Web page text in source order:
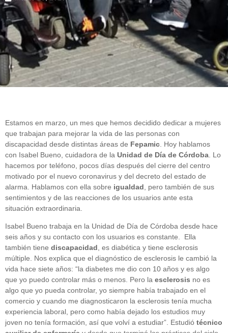
Estamos en marzo, un mes que hemos decidido dedicar a mujeres
que trabajan para mejorar la vida de las personas con
discapacidad desde distintas áreas de Fepamic . Hoy hablamos
con Isabel Bueno, cuidadora de la Unidad de Día de Córdoba . Lo
hacemos por teléfono, pocos días después del cierre del centro
motivado por el nuevo coronavirus y del decreto del estado de
alarma. Hablamos con ella sobre igualdad , pero también de sus
sentimientos y de las reacciones de los usuarios ante esta
situación extraordinaria.
Isabel Bueno trabaja en la Unidad de Día de Córdoba desde hace
seis años y su contacto con los usuarios es constante.
Ella
también tiene discapacidad, es diabética y tiene esclerosis
múltiple. Nos explica que el diagnóstico de esclerosis le cambió la
vida hace siete años: “la diabetes me dio con 10 años y es algo
que yo puedo controlar más o menos. Pero la esclerosis no es
algo que yo pueda controlar, yo siempre había trabajado en el
comercio y cuando me diagnosticaron la esclerosis tenía mucha
experiencia laboral, pero como había dejado los estudios muy
joven no tenía formación, así que volví a estudiar”. Estudió técnico